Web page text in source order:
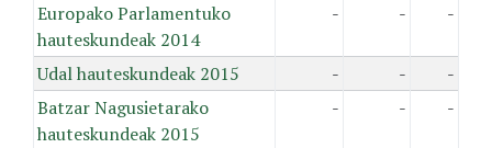
Europako Parlamentuko
hauteskundeak 2014
- - -
Udal hauteskundeak 2015 - -
-
Batzar Nagusietarako
hauteskundeak 2015
- - -